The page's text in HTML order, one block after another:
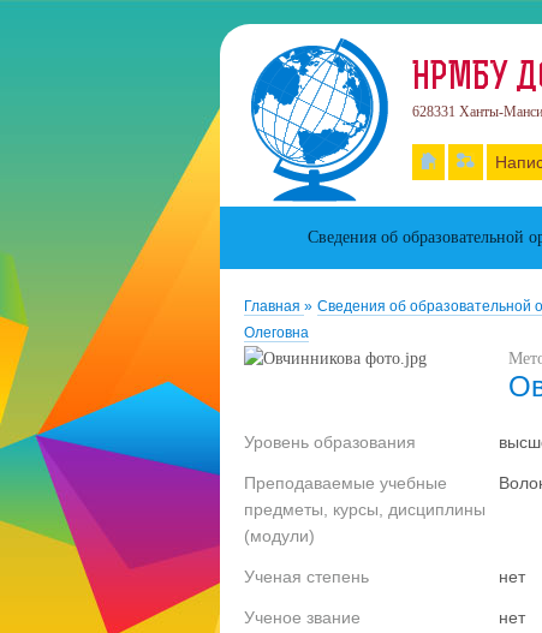
Главная » Сведения об образовательной
Олеговна
Уровень образования
Преподаваемые учебные
предметы, курсы, дисциплины
(модули)
Ученая степень нет
Ученое звание нет
НРМБУ
628331 Ханты-
Сведения об образовательной